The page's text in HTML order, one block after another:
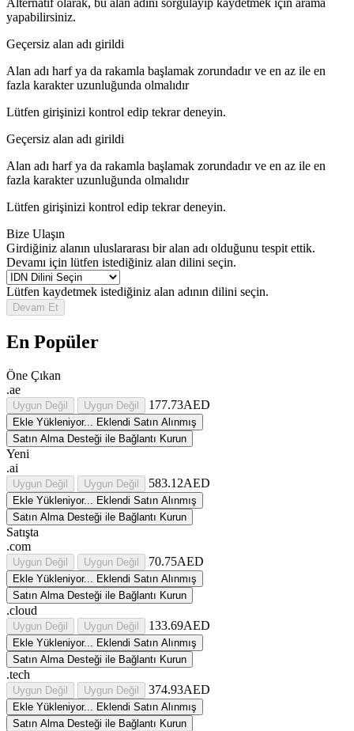
Alternatif olarak, bu alan adını sorgulayıp kaydetmek için arama
yapabilirsiniz.
Geçersiz alan adı girildi
Alan adı harf ya da rakamla başlamak zorundadırve en az ile en
fazla karakter uzunluğunda olmalıdır
Lütfen girişinizi kontrol edip tekrar deneyin.
Geçersiz alan adı girildi
Alan adı harf ya da rakamla başlamak zorundadırve en az ile en
fazla karakter uzunluğunda olmalıdır
Lütfen girişinizi kontrol edip tekrar deneyin.
Bize Ulaşın
Girdiğiniz alanın uluslararası bir alan adı olduğunu tespit ettik.
Devamı için lütfen istediğiniz alan dilini seçin.
Lütfen kaydetmek istediğiniz alan adının dilini seçin.
Devam Et
En Popüler
Öne Çıkan
.ae
Uygun Değil Uygun Değil 177.73AED
Ekle Yükleniyor... Eklendi Satın Alınmış
Satın Alma Desteği ile Bağlantı Kurun
Yeni
.ai
Uygun Değil Uygun Değil 583.12AED
Ekle Yükleniyor... Eklendi Satın Alınmış
Satın Alma Desteği ile Bağlantı Kurun
Satışta
.com
Uygun Değil Uygun Değil 70.75AED
Ekle Yükleniyor... Eklendi Satın Alınmış
Satın Alma Desteği ile Bağlantı Kurun
.cloud
Uygun Değil Uygun Değil 133.69AED
Ekle Yükleniyor... Eklendi Satın Alınmış
Satın Alma Desteği ile Bağlantı Kurun
.tech
Uygun Değil Uygun Değil 374.93AED
Ekle Yükleniyor... Eklendi Satın Alınmış
Satın Alma Desteği ile Bağlantı Kurun